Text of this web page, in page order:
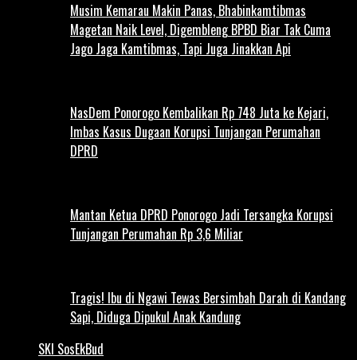
Musim Kemarau Makin Panas, Bhabinkamtibmas
Magetan Naik Level, Digembleng BPBD Biar Tak Cuma
Jago Jaga Kamtibmas, Tapi Juga Jinakkan Api
NasDem Ponorogo Kembalikan Rp 748 Juta ke Kejari,
Imbas Kasus Dugaan Korupsi Tunjangan Perumahan
DPRD
Mantan Ketua DPRD Ponorogo Jadi Tersangka Korupsi
Tunjangan Perumahan Rp 3,6 Miliar
Tragis! Ibu di Ngawi Tewas Bersimbah Darah di Kandang
Sapi, Diduga Dipukul Anak Kandung
SKI SosEkBud